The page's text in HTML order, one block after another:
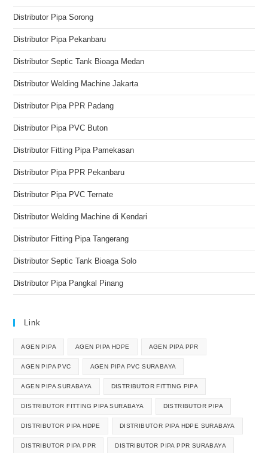
Distributor Pipa Sorong
Distributor Pipa Pekanbaru
Distributor Septic Tank Bioaga Medan
Distributor Welding Machine Jakarta
Distributor Pipa PPR Padang
Distributor Pipa PVC Buton
Distributor Fitting Pipa Pamekasan
Distributor Pipa PPR Pekanbaru
Distributor Pipa PVC Ternate
Distributor Welding Machine di Kendari
Distributor Fitting Pipa Tangerang
Distributor Septic Tank Bioaga Solo
Distributor Pipa Pangkal Pinang
Link
AGEN PIPA AGEN PIPA HDPE AGEN PIPA PPR
AGEN PIPA PVC AGEN PIPA PVC SURABAYA
AGEN PIPA SURABAYA DISTRIBUTOR FITTING PIPA
DISTRIBUTOR FITTING PIPA SURABAYA DISTRIBUTOR PIPA
DISTRIBUTOR PIPA HDPE DISTRIBUTOR PIPA HDPE SURABAYA
DISTRIBUTOR PIPA PPR DISTRIBUTOR PIPA PPR SURABAYA